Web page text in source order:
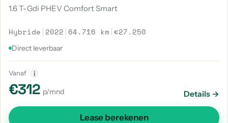
1.6 T-Gdi PHEV Comfort Smart
Hybride | 2022 | 64.716 km |€27.250
Direct leverbaar
Vanaf i
€312 p/mnd Details →
Lease berekenen